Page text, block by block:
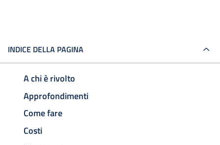
INDICE DELLA PAGINA
A chi è rivolto
Approfondimenti
Come fare
Costi